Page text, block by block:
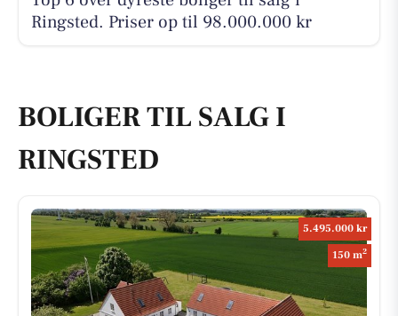
Ringsted. Priser op til 98.000.000 kr
BOLIGER TIL SALG I
RINGSTED
5.495.000 kr
150 m2